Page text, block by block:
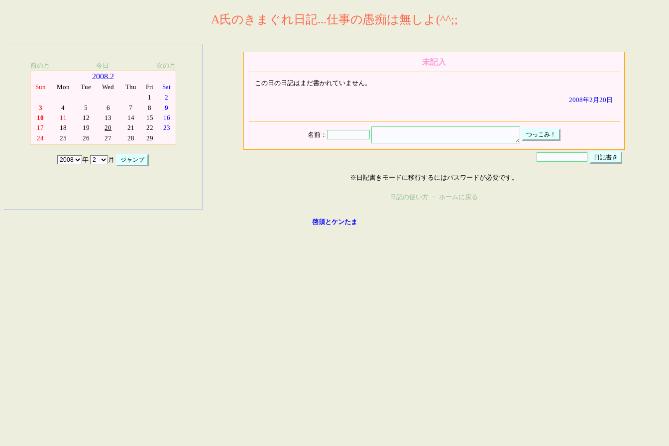
A氏のきまぐれ日記...仕事の愚痴は無しよ(^^;;
前の月 今日 次の月
2008.2
Sun Mon Tue Wed Thu Fri
Sat
1
2
3
4 5 6 7 8
9
10
11 12 13 14 15
16
17
18 19 20 21 22
23
24
25 26 27 28 29
年 月
未記入
この日の日記はまだ書かれていません。
2008年2月20日
名前：
※日記書きモードに移行するにはパスワードが必要です。
日記の使い方 ・ ホームに戻る
啓須とケンたま